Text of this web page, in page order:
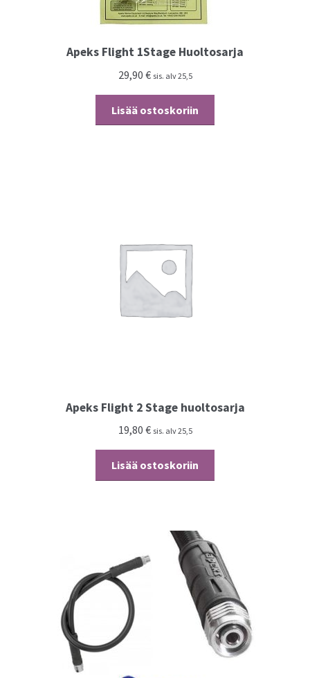
Apeks Flight 1Stage Huoltosarja
29,90 € sis. alv 25,5
Lisää ostoskoriin
Apeks Flight 2 Stage huoltosarja
19,80 € sis. alv 25,5
Lisää ostoskoriin